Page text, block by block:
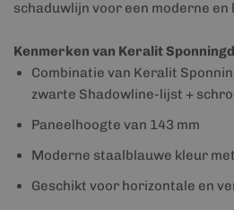
schaduwlijn voor een moderne
Kenmerken van Keralit
Combinatie van Keralit
zwarte Shadowline-lijst +
Paneelhoogte van 143 mm
Moderne staalblauwe kleur
Geschikt voor horizontale en